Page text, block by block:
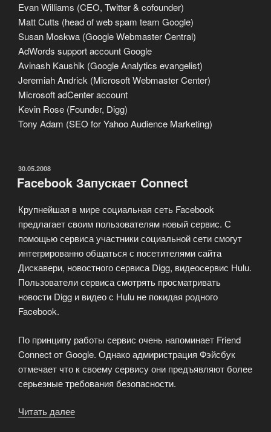
Evan Williams (CEO, Twitter & cofounder)
Matt Cutts (head of web spam team Google)
Susan Moskwa (Google Webmaster Central)
AdWords support account Google
Avinash Kaushik (Google Analytics evangelist)
Jeremiah Andrick (Microsoft Webmaster Center)
Microsoft adCenter account
Kevin Rose (Founder, Digg)
Tony Adam (SEO for Yahoo Audience Marketing)
ОПУБЛИКОВАНО
30.05.2008
Facebook Запускает Connect
Крупнейшая в мире социальная сеть Facebook
предлагает своим пользователям новый сервис. С
помощью сервиса участники социальной сети смогут
интегрированно общаться с посетителями сайта
Дискавери, новостного сервиса Digg, видеосервис Hulu.
Пользователи сервиса смотрять просматривать
новости Digg и видео с Hulu не покидая родного
Facebook.
По принципу работы сервис очень напоминает Friend
Connect от Google. Однако адмиристрация Фэйсбук
отмечает что к своему сервису они предъявляют более
серьезные требования безопасности.
Читать далее